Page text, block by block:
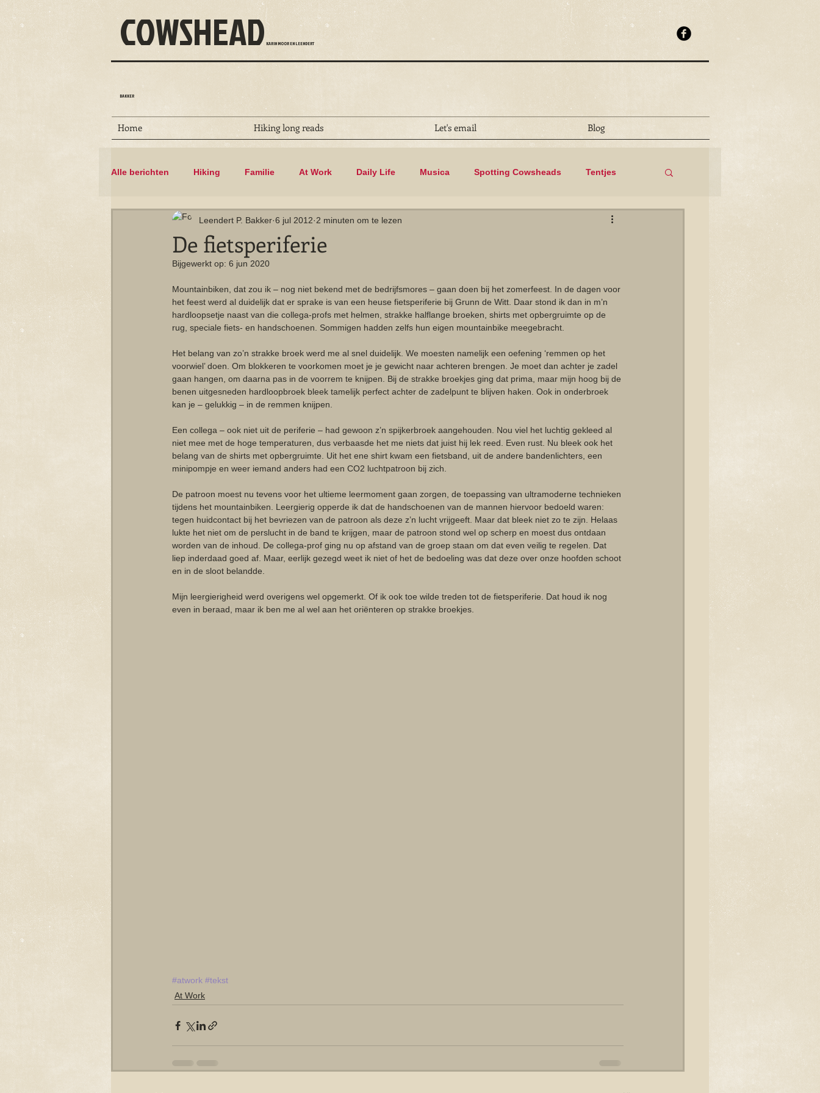
COWSHEAD KARIN MOOR EN LEENDERT
BAKKER
Alle berichten Hiking Familie At Work Daily Life Musica Spotting Cowsheads Tentjes
Floris V-pad Biking
De fietsperiferie
Leendert P. Bakker 6 jul 2012 2 minuten om te lezen
Bijgewerkt op: 6 jun 2020
Mountainbiken, dat zou ik – nog niet bekend met de bedrijfsmores – gaan doen bij het zomerfeest. In de dagen voor
het feest werd al duidelijk dat er sprake is van een heuse fietsperiferie bij Grunn de Witt. Daar stond ik dan in m’n
hardloopsetje naast van die collega-profs met helmen, strakke halflange broeken, shirts met opbergruimte op de
rug, speciale fiets- en handschoenen. Sommigen hadden zelfs hun eigen mountainbike meegebracht.
Het belang van zo’n strakke broek werd me al snel duidelijk. We moesten namelijk een oefening ‘remmen op het
voorwiel’ doen. Om blokkeren te voorkomen moet je je gewicht naar achteren brengen. Je moet dan achter je zadel
gaan hangen, om daarna pas in de voorrem te knijpen. Bij de strakke broekjes ging dat prima, maar mijn hoog bij de
benen uitgesneden hardloopbroek bleek tamelijk perfect achter de zadelpunt te blijven haken. Ook in onderbroek
kan je – gelukkig – in de remmen knijpen.
Een collega – ook niet uit de periferie – had gewoon z’n spijkerbroek aangehouden. Nou viel het luchtig gekleed al
niet mee met de hoge temperaturen, dus verbaasde het me niets dat juist hij lek reed. Even rust. Nu bleek ook het
belang van de shirts met opbergruimte. Uit het ene shirt kwam een fietsband, uit de andere bandenlichters, een
minipompje en weer iemand anders had een CO2 luchtpatroon bij zich.
De patroon moest nu tevens voor het ultieme leermoment gaan zorgen, de toepassing van ultramoderne technieken
tijdens het mountainbiken. Leergierig opperde ik dat de handschoenen van de mannen hiervoor bedoeld waren:
tegen huidcontact bij het bevriezen van de patroon als deze z’n lucht vrijgeeft. Maar dat bleek niet zo te zijn. Helaas
lukte het niet om de perslucht in de band te krijgen, maar de patroon stond wel op scherp en moest dus ontdaan
worden van de inhoud. De collega-prof ging nu op afstand van de groep staan om dat even veilig te regelen. Dat
liep inderdaad goed af. Maar, eerlijk gezegd weet ik niet of het de bedoeling was dat deze over onze hoofden schoot
en in de sloot belandde.
Mijn leergierigheid werd overigens wel opgemerkt. Of ik ook toe wilde treden tot de fietsperiferie. Dat houd ik nog
even in beraad, maar ik ben me al wel aan het oriënteren op strakke broekjes.
#atwork #tekst
At Work
Home Hiking long reads Let's email Blog